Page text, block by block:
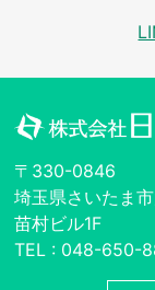
〒330-0846
埼玉県さいたま
苗村ビル1F
TEL : 048-650-